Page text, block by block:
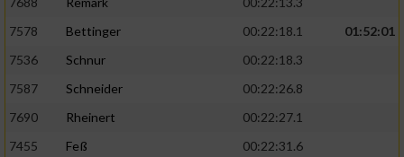
7578
Bettinger 00:22:18.1
01:52:01
7536
Schnur
00:22:18.3
7587
Schneider
00:22:26.8
7690
Rheinert
00:22:27.1
7455
Feß
00:22:31.6